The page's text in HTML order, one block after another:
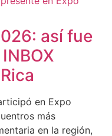
así fue
en Expo
más
en la región,